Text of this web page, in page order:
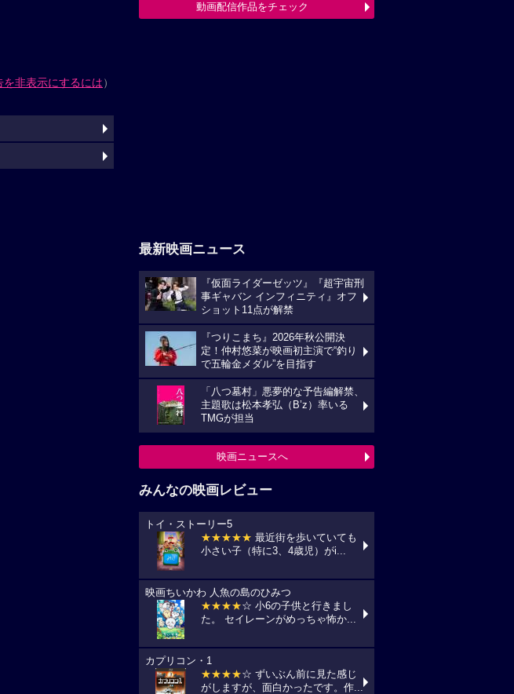
を非表示にするには）
動画配信作品をチェック
最新映画ニュース
『仮面ライダーゼッツ』『超宇宙刑
事ギャバン インフィニティ』オフ
ショット11点が解禁
『つりこまち』2026年秋公開決
定！仲村悠菜が映画初主演で“釣り
で五輪金メダル”を目指す
「八つ墓村」悪夢的な予告編解禁、
主題歌は松本孝弘（B’z）率いる
TMGが担当
映画ニュースへ
みんなの映画レビュー
トイ・ストーリー5
★★★★★ 最近街を歩いていても
小さい子（特に3、4歳児）がi...
映画ちいかわ 人魚の島のひみつ
★★★★☆ 小6の子供と行きまし
た。 セイレーンがめっちゃ怖か...
カプリコン・1
★★★★☆ ずいぶん前に見た感じ
がしますが、面白かったです。作...